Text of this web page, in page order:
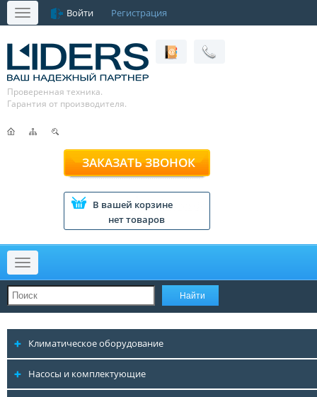
Меню Войти Регистрация
Проверенная техника.
Гарантия от производителя.
ЗАКАЗАТЬ ЗВОНОК
В вашей корзине
нет товаров
Меню
Климатическое оборудование
Насосы и комплектующие